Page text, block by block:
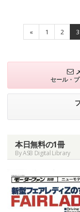
« 1 2 3
セール・
本日無料の1冊
By ASB Digital Library